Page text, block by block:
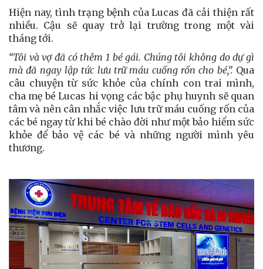
Hiện nay, tình trạng bệnh của Lucas đã cải thiện rất
nhiều. Cậu sẽ quay trở lại trường trong một vài
tháng tới.
“Tôi và vợ đã có thêm 1 bé gái. Chúng tôi không do dự gì
mà đã ngay lập tức lưu trữ máu cuống rốn cho bé,”. Qua
câu chuyện từ sức khỏe của chính con trai mình,
cha mẹ bé Lucas hi vọng các bậc phụ huynh sẽ quan
tâm và nên cân nhắc việc lưu trữ máu cuống rốn của
các bé ngay từ khi bé chào đời như một bảo hiểm sức
khỏe để bảo vệ các bé và những người mình yêu
thương.